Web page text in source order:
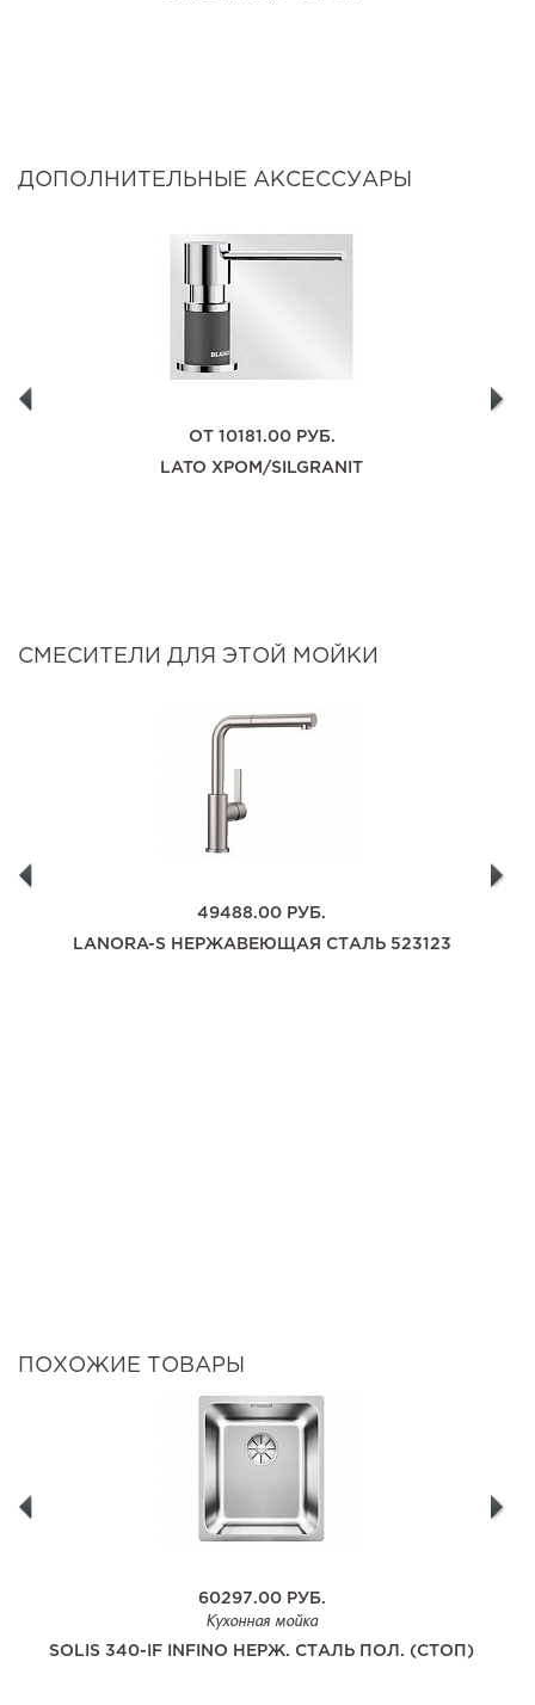
ДОПОЛНИТЕЛЬНЫЕ АКСЕССУАРЫ
ОТ 10181.00РУБ.
LATO ХРОМ/SILGRANIT
СМЕСИТЕЛИ ДЛЯ ЭТОЙ МОЙКИ
49488.00 РУБ.
LANORA-S НЕРЖАВЕЮЩАЯ СТАЛЬ 523123
ПОХОЖИЕ ТОВАРЫ
60297.00РУБ.
Кухонная мойка
SOLIS 340-IF INFINO НЕРЖ. СТАЛЬ ПОЛ. (СТОП)